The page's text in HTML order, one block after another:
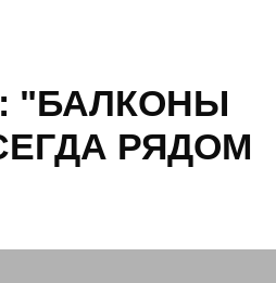
"БАЛКОНЫ
РЯДОМ